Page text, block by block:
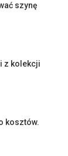
szynę
z kolekcji
kosztów.